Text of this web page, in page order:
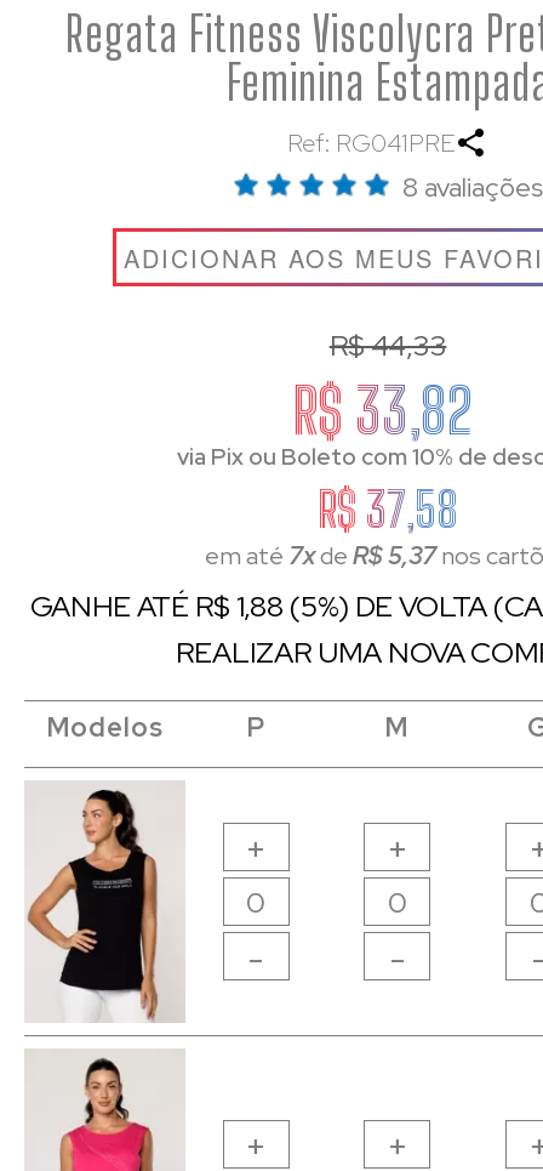
Regata Fitness Viscolycra
Feminina
Ref: RG041PRE
8 avaliações
ADICIONAR AOS MEUS
R$ 44,33
R$ 33,82
via Pix ou Boleto com 10% de
R$ 37,58
em até 7xdeR$ 5,37nos
GANHE ATÉ R$ 1,88 (5%) DE VOLTA
REALIZAR UMA NOVA
Modelos P M
+
-
+
-
+ +
Modelos
Modelos
Modelos P M